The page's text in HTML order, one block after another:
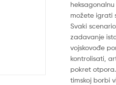
možete igrati
Svaki
zadavanje
vojskovođe
kontrolisati,
pokret
timskoj borbi